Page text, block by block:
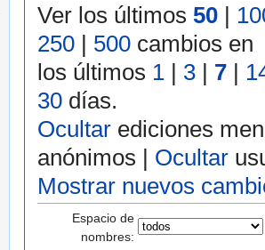
Ver los últimos 50 |
250 | 500 cambios en
los últimos 1 | 3 | 7 |
30 días.
Ocultar ediciones
anónimos | Ocultar
Mostrar nuevos
Espacio de
nombres: